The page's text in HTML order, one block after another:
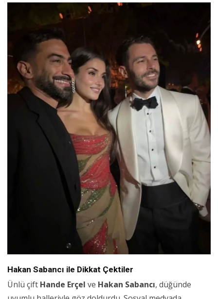
Hakan Sabancı ile Dikkat Çektiler
Ünlü çift Hande Erçel ve Hakan Sabancı, düğünde